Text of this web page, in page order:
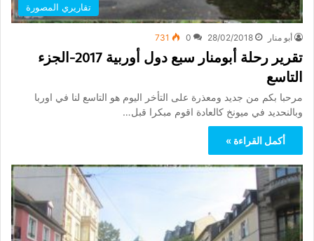
تقاريري المصورة
أبو منار 28/02/2018
0
731
تقرير رحلة أبومنار سبع دول أوربية 2017-الجزء
التاسع
مرحبا بكم من جديد ومعذرة على التأخر اليوم هو التاسع لنا في اوربا
وبالنحديد في ميونخ كالعادة اقوم مبكرا قبل…
أكمل القراءة »